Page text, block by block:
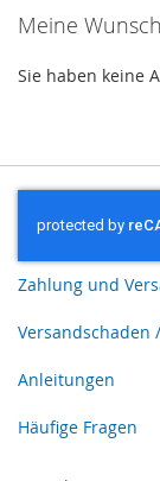
Meine
Sie haben keine
Zahlung und
Versandschaden
Anleitungen
Häufige Fragen